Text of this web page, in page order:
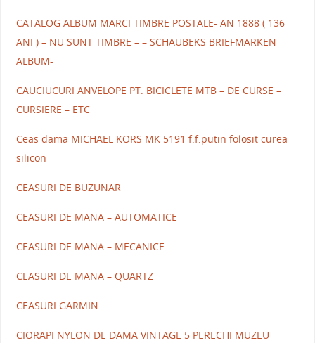
CATALOG ALBUM MARCI TIMBRE POSTALE- AN 1888 ( 136
ANI ) – NU SUNT TIMBRE – – SCHAUBEKS BRIEFMARKEN
ALBUM-
CAUCIUCURI ANVELOPE PT. BICICLETE MTB – DE CURSE –
CURSIERE – ETC
Ceas dama MICHAEL KORS MK 5191 f.f.putin folosit curea
silicon
CEASURI DE BUZUNAR
CEASURI DE MANA – AUTOMATICE
CEASURI DE MANA – MECANICE
CEASURI DE MANA – QUARTZ
CEASURI GARMIN
CIORAPI NYLON DE DAMA VINTAGE 5 PERECHI MUZEU